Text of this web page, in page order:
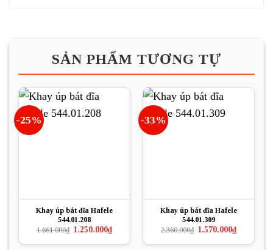
SẢN PHẨM TƯƠNG TỰ
-25%
Khay úp bát đĩa Hafele
544.01.208
1.661.000₫ Giá
là:
1.250.000₫Giá
hiện
tại
-33%
Khay úp bát đĩa Hafele
544.01.309
2.360.000₫ Giá
là:
1.570.000₫Giá
hiện
tại